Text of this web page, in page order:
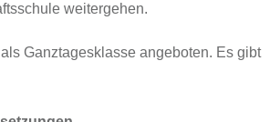
weitergehen.
Ganztagesklasse angeboten. Es gibt